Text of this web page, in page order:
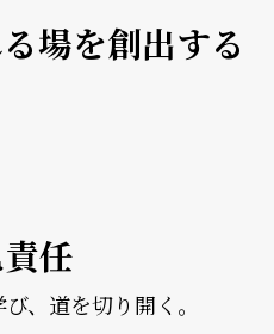
場を創出する
任
道を切り開く。